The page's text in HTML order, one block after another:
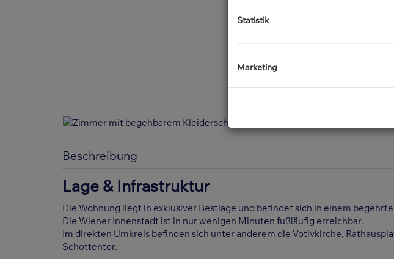
Beschreibung
Lage & Infrastruktur
Die Wohnung liegt in exklusiver Bestlage und befindet sich in einem
Die Wiener Innenstadt ist in nur wenigen Minuten fußläufig erreichbar.
Im direkten Umkreis befinden sich unter anderem die Votivkirche,
Schottentor.
Statistik
Marketing